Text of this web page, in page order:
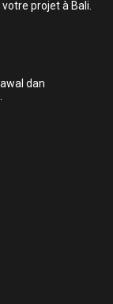
projet à Bali.
dan